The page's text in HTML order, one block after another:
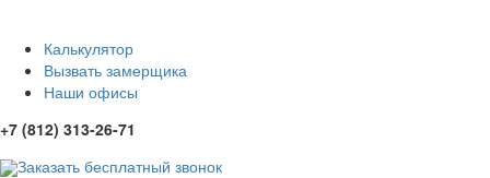
Калькулятор
Вызвать замерщика
Наши офисы
+7 (812) 313-26-71
Заказать бесплатный звонок